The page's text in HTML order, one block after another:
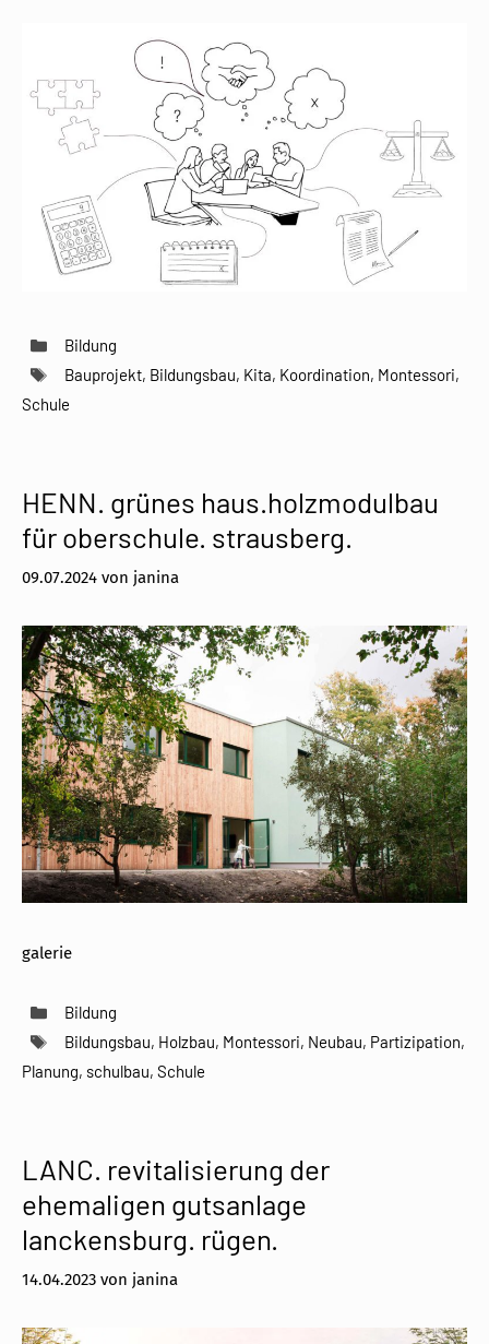
Kategorien
Bildung
Schlagwörter
Bauprojekt, Bildungsbau, Kita, Koordination, Montessori,
Schule
HENN. grünes haus.holzmodulbau
für oberschule. strausberg.
09.07.2024 von janina
galerie
Kategorien
Bildung
Schlagwörter
Bildungsbau, Holzbau, Montessori, Neubau, Partizipation,
Planung, schulbau, Schule
LANC. revitalisierung der
ehemaligen gutsanlage
lanckensburg. rügen.
14.04.2023 von janina